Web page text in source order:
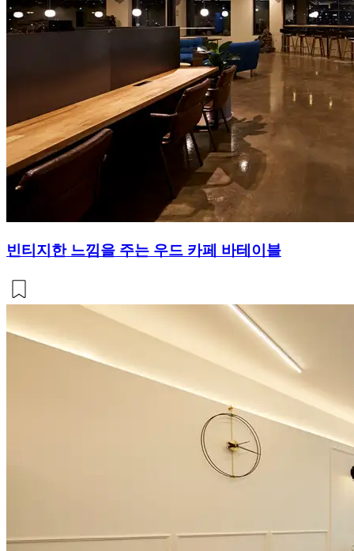
빈티지한 느낌을 주는 우드 카페 바테이블